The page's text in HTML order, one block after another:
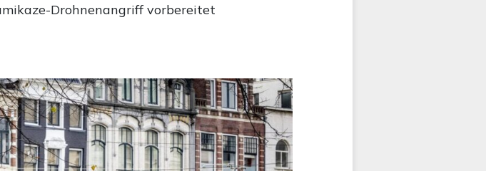
Drohnenangriff vorbereitet